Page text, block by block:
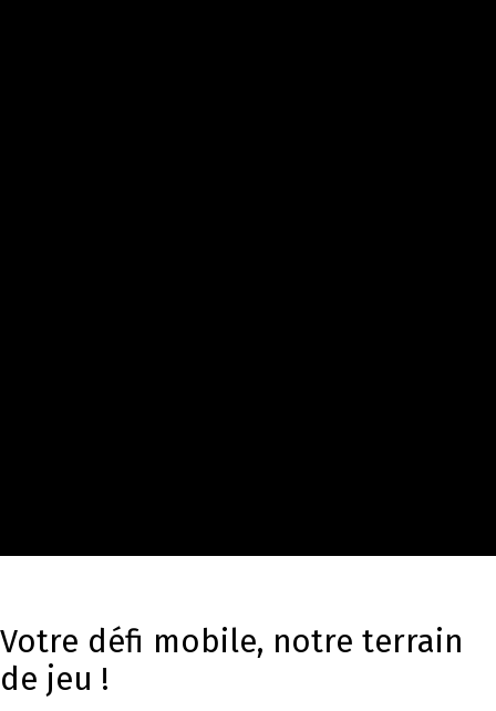
Votre défi mobile, notre terrain
de jeu !